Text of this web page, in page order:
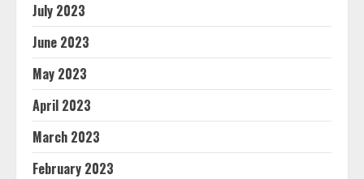
July 2023
June 2023
May 2023
April 2023
March 2023
February 2023